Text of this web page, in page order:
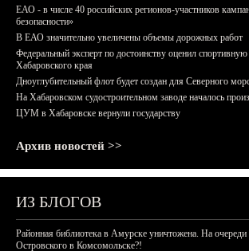
ЕАО - в числе 40 российских регионов-участников
безопасности»
В ЕАО значительно увеличены объемы дорожных работ
Федеральный эксперт по достоинству оценил
Хабаровского края
Дноуглубительный флот будет создан для Северного
На Хабаровском судостроительном заводе началось
ЦУМ в Хабаровске вернули государству
Архив новостей >>
ИЗ БЛОГОВ
Районная библиотека в Амурске уничтожена. На очереди
Островского в Комсомольске?!